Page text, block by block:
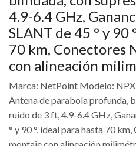
4.9-6.4 GHz,
SLANT de 45 ° y 90
70 km, Conectores
con alineación
Marca: NetPoint Modelo:
Antena de parabola profunda,
ruido de 3 ft, 4.9-6.4 GHz,
° y 90 °, ideal para hasta 70